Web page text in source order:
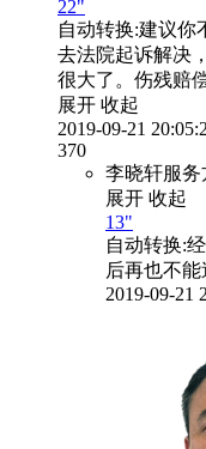
22"
自动转换:建议你
去法院起诉解决
很大了。伤残赔
展开 收起
2019-09-21
370
李晓轩服务
展开 收起
13"
自动转换:
后再也不能
2019-09-21